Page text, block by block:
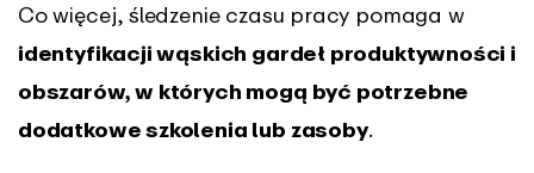
Co więcej, śledzenie czasu pracy pomaga w
identyfikacji wąskich gardeł produktywności i
obszarów, w których mogą być potrzebne
dodatkowe szkolenia lub zasoby.